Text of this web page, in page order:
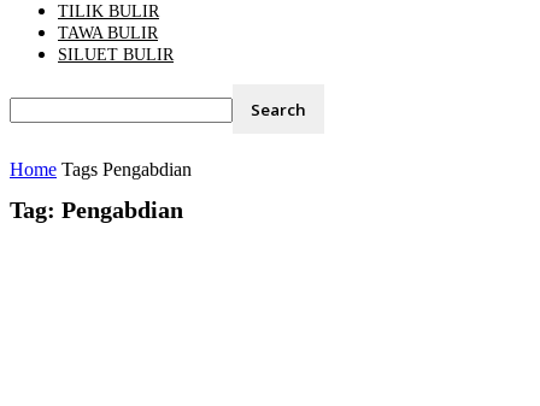
TILIK BULIR
TAWA BULIR
SILUET BULIR
Home Tags Pengabdian
Tag: Pengabdian